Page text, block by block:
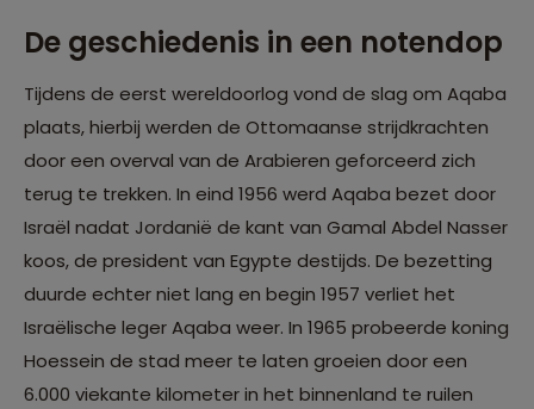
De geschiedenis in een notendop
Tijdens de eerst wereldoorlog vond de slag om Aqaba
plaats, hierbij werden de Ottomaanse strijdkrachten
door een overval van de Arabieren geforceerd zich
terug te trekken. In eind 1956 werd Aqaba bezet door
Israël nadat Jordanië de kant van Gamal Abdel Nasser
koos, de president van Egypte destijds. De bezetting
duurde echter niet lang en begin 1957 verliet het
Israëlische leger Aqaba weer. In 1965 probeerde koning
Hoessein de stad meer te laten groeien door een
6.000 viekante kilometer in het binnenland te ruilen